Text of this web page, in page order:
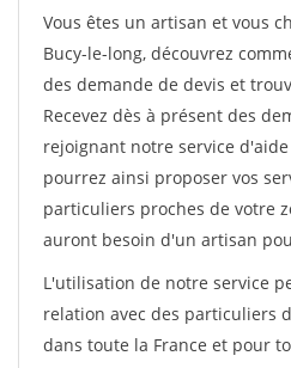
Vous êtes un artisan et vous
Bucy-le-long, découvrez
des demande de devis et
Recevez dès à présent des
rejoignant notre service
pourrez ainsi proposer vos
particuliers proches de votre
auront besoin d'un artisan
L'utilisation de notre service
relation avec des particuliers
dans toute la France et pour